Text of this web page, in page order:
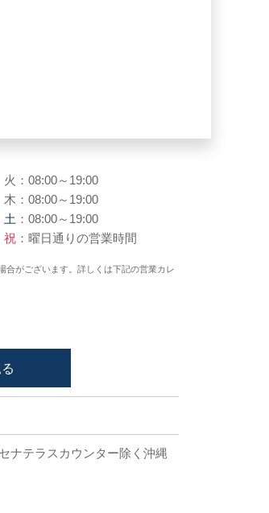
火：08:00～19:00
木：08:00～19:00
土 ：08:00～19:00
祝 ：曜日通りの営業時間
がございます。詳しくは下記の営業カレ
ナテラスカウンター除く沖縄